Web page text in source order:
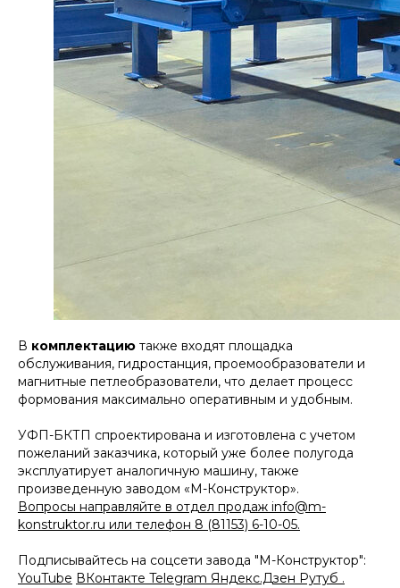
В комплектацию также входят площадка
обслуживания, гидростанция, проемообразователи и
магнитные петлеобразователи, что делает процесс
формования максимально оперативным и удобным.
УФП-БКТП спроектирована и изготовлена с учетом
пожеланий заказчика, который уже более полугода
эксплуатирует аналогичную машину, также
произведенную заводом «М-Конструктор».
Вопросы направляйте в отдел продаж info@m-
konstruktor.ru или телефон 8 (81153) 6-10-05.
Подписывайтесь на соцсети завода "М-Конструктор":
YouTube ВКонтакте Telegram Яндекс.Дзен Рутуб .